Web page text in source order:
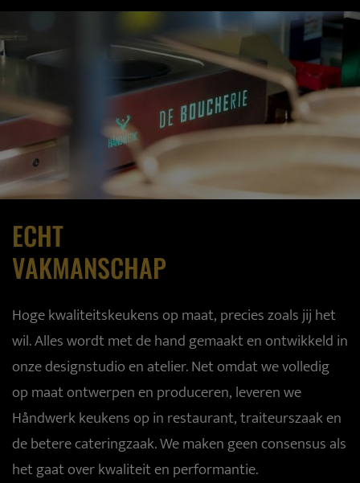
ECHT
VAKMANSCHAP
Hoge kwaliteitskeukens op maat, precies zoals jij het
wil. Alles wordt met de hand gemaakt en ontwikkeld in
onze designstudio en atelier. Net omdat we volledig
op maat ontwerpen en produceren, leveren we
Håndwerk keukens op in restaurant, traiteurszaak en
de betere cateringzaak. We maken geen consensus als
het gaat over kwaliteit en performantie.